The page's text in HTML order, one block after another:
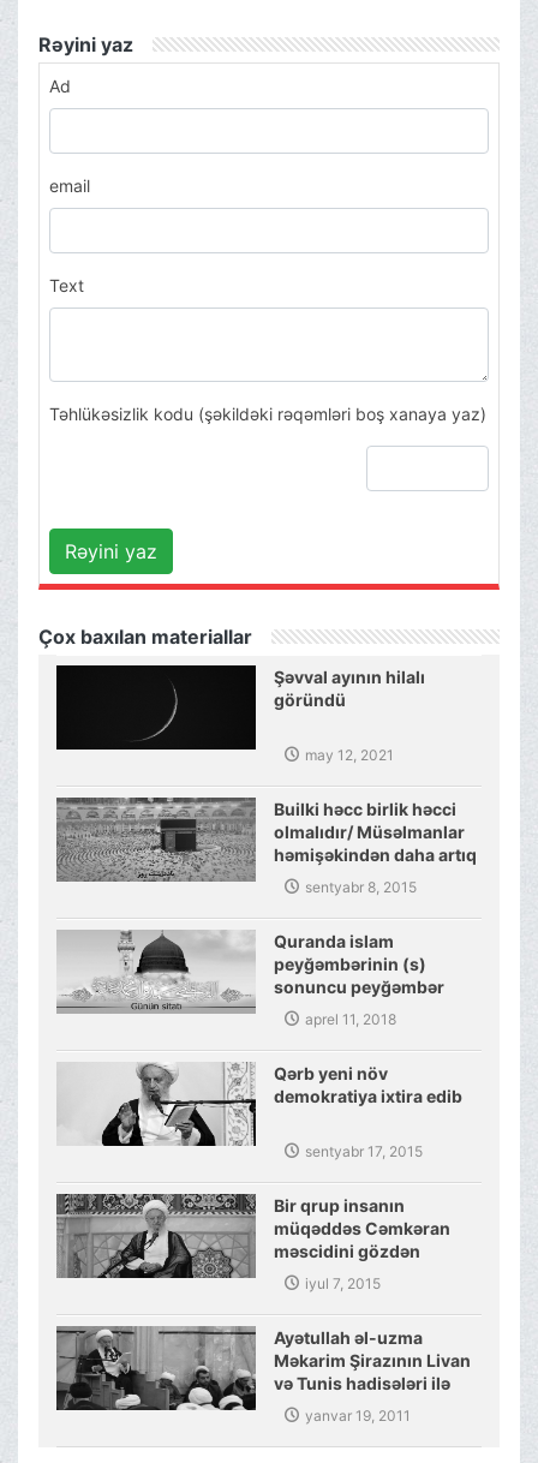
Rəyini yaz
Ad
email
Text
Təhlükəsizlik kodu (şəkildəki rəqəmləri boş xanaya yaz)
Rəyini yaz
Çox baxılan materiallar
Şəvval ayının hilalı
göründü
may 12, 2021
Builki həcc birlik həcci
olmalıdır/ Müsəlmanlar
həmişəkindən daha artıq
müttəfiq olmalıdırlar
sentyabr 8, 2015
Quranda islam
peyğəmbərinin (s)
sonuncu peyğəmbər
olmasına dair sübutlar
aprel 11, 2018
Qərb yeni növ
demokratiya ixtira edib
sentyabr 17, 2015
Bir qrup insanın
müqəddəs Cəmkəran
məscidini gözdən
salmaq cəhdi
iyul 7, 2015
Ayətullah əl-uzma
Məkarim Şirazının Livan
və Tunis hadisələri ilə
bağlı təhlili
yanvar 19, 2011